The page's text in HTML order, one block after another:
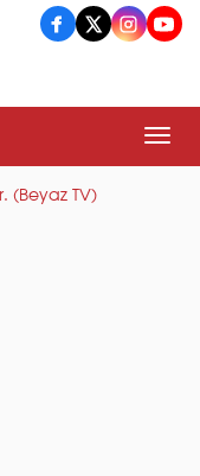
(Beyaz TV)